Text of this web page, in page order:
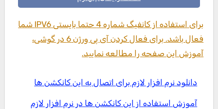
برای استفاده از کانفیگ شماره 4 حتما بایستی IPV6 شما
فعال باشد. برای فعال کردن آی پی ورژن 6 در گوشی،
آموزش این صفحه را مطالعه نمایید.
دانلود نرم افزار لازم برای اتصال به این کانکشن ها
آموزش استفاده از این کانکشن ها در نرم افزار لازم